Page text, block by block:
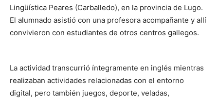
Lingüística Peares (Carballedo), en la provincia de Lugo.
El alumnado asistió con una profesora acompañante y allí
convivieron con estudiantes de otros centros gallegos.
La actividad transcurrió íntegramente en inglés mientras
realizaban actividades relacionadas con el entorno
digital, pero también juegos, deporte, veladas,